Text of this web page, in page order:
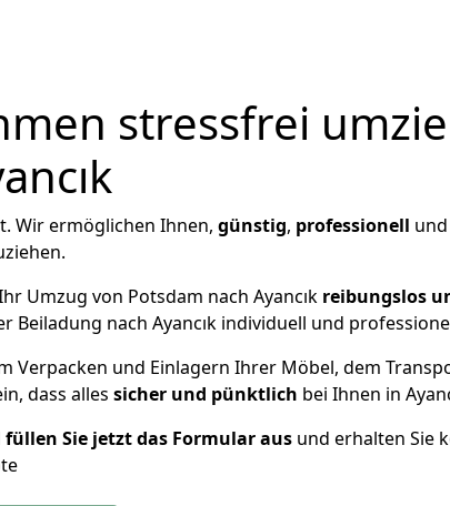
stressfrei
Wir ermöglichen Ihnen, günstig, professionell und
Umzug von Potsdam nach Ayancık reibungslos
nach Ayancık individuell und
Verpacken und Einlagern Ihrer Möbel, dem
dass alles sicher und pünktlich bei Ihnen in
füllen Sie jetzt das Formular aus und erhalten Sie